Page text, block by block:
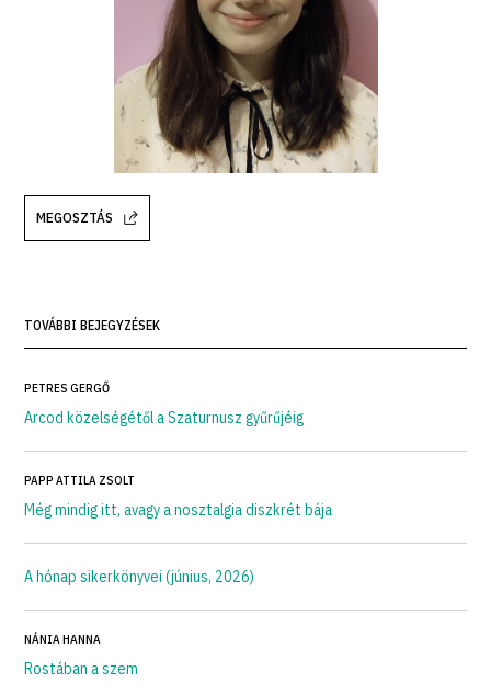
MEGOSZTÁS
TOVÁBBI BEJEGYZÉSEK
PETRES GERGŐ
Arcod közelségétől a Szaturnusz gyűrűjéig
PAPP ATTILA ZSOLT
Még mindig itt, avagy a nosztalgia diszkrét bája
A hónap sikerkönyvei (június, 2026)
NÁNIA HANNA
Rostában a szem